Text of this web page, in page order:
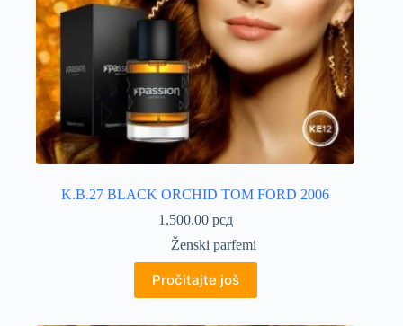
K.B.27 BLACK ORCHID TOM FORD 2006
1,500.00 рсд
Ženski parfemi
Pročitajte još